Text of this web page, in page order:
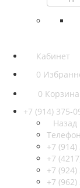
Кабинет
0
0 Корзина
+7 (914) 375-
Назад
+7
+7
+7
+7